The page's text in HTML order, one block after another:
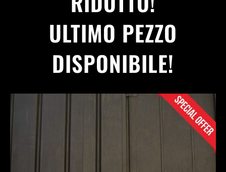
ULTIMO PEZZO
DISPONIBILE!